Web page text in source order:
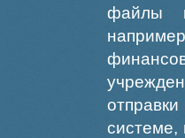
файлы
системе,